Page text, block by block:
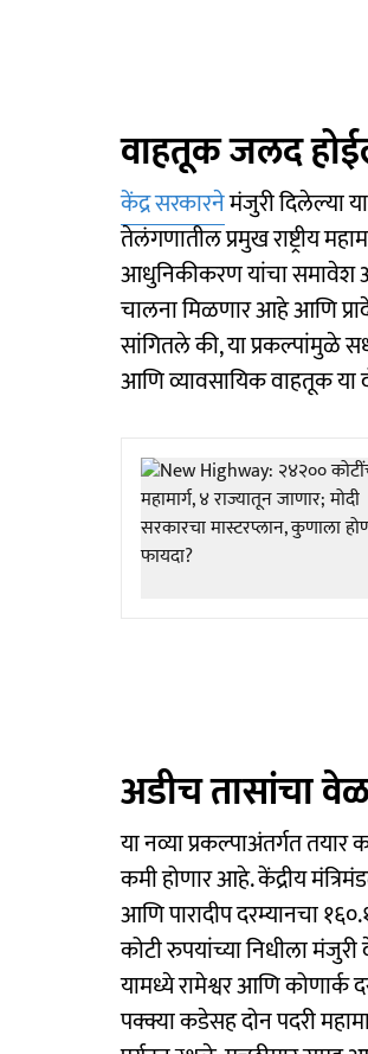
वाहतूक जलद
केंद्र सरकारनेमंजुरी दिलेल्या
तेलंगणातील प्रमुख राष्ट्रीय
आधुनिकीकरण यांचा समावेश
चालना मिळणार आहे आणि
सांगितले की, या प्रकल्पांमुळे
आणि व्यावसायिक वाहतूक या
अडीच तासांचा
या नव्या प्रकल्पाअंतर्गत तयार
कमी होणार आहे. केंद्रीय
आणि पारादीप दरम्यानचा
कोटी रुपयांच्या निधीला
यामध्ये रामेश्वर आणि कोणार्क
पक्क्या कडेसह दोन पदरी